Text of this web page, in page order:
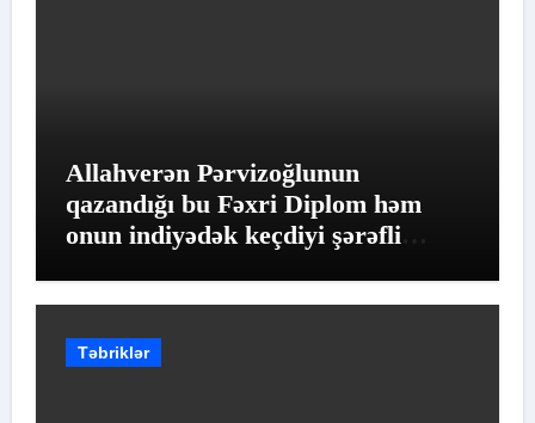
Allahverən Pərvizoğlunun
qazandığı bu Fəxri Diplom həm
onun indiyədək keçdiyi şərəfli
Təbriklər